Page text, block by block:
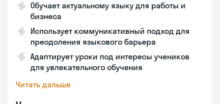
Обучает актуальному языку для работы и
бизнеса
Использует коммуникативный подход для
преодоления языкового барьера
Адаптирует уроки под интересы учеников
для увлекательного обучения
Читать дальше